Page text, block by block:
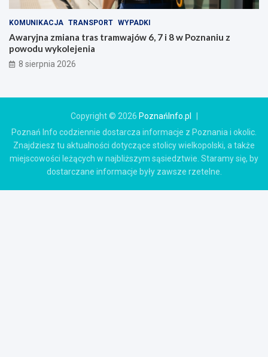
KOMUNIKACJA TRANSPORT WYPADKI
Awaryjna zmiana tras tramwajów 6, 7 i 8 w Poznaniu z
powodu wykolejenia
8 sierpnia 2026
Copyright © 2026 PoznańInfo.pl
Poznań Info codziennie dostarcza informacje z Poznania i okolic.
Znajdziesz tu aktualności dotyczące stolicy wielkopolski, a także
miejscowości leżących w najbliższym sąsiedztwie. Staramy się, by
dostarczane informacje były zawsze rzetelne.